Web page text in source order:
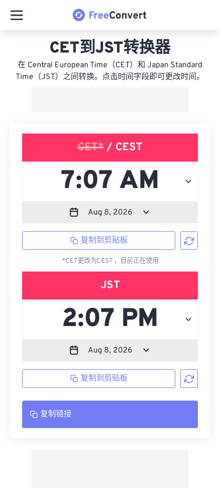
CET到JST转换器
在 Central European Time（CET）和 Japan Standard
Time（JST）之间转换。点击时间字段即可更改时间。
CET* / CEST
复制到剪贴板
*CET更改为CEST ，目前正在使用
JST
复制到剪贴板
复制链接